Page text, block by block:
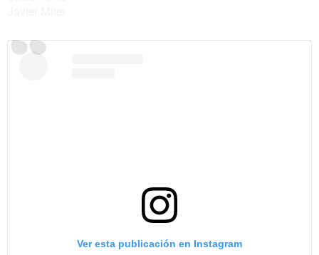
Ver esta publicación en Instagram